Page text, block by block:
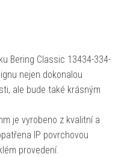
Bering Classic 13434-334-
nejen dokonalou
ale bude také krásným
je vyrobeno z kvalitní a
IP povrchovou
provedení.